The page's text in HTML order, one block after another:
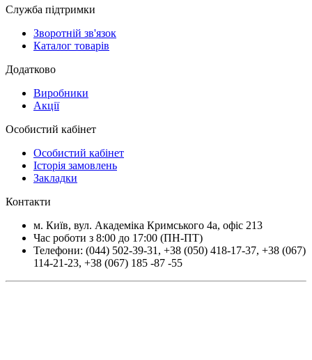
Служба підтримки
Зворотній зв'язок
Каталог товарів
Додатково
Виробники
Акції
Особистий кабінет
Особистий кабінет
Історія замовлень
Закладки
Контакти
м. Київ, вул. Академіка Кримського 4а, офіс 213
Час роботи з 8:00 до 17:00 (ПН-ПТ)
Телефони: (044) 502-39-31 , +38 (050) 418-17-37, +38 (067)
114-21-23, +38 (067) 185 -87 -55